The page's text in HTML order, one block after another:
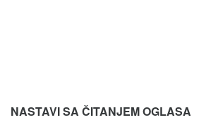
NASTAVI SA ČITANJEM OGLASA